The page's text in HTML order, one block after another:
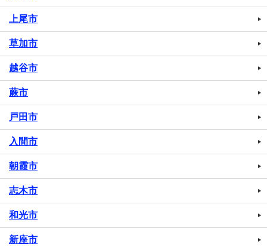
上尾市
草加市
越谷市
蕨市
戸田市
入間市
朝霞市
志木市
和光市
新座市